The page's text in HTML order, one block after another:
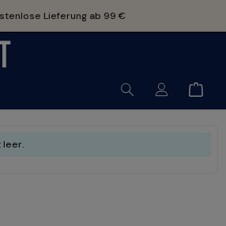
Lieferung ab 99 €
leer.